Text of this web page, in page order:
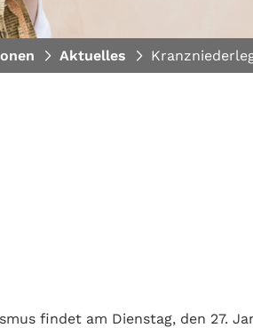
Aktuelles
findet am Dienstag, den 27.